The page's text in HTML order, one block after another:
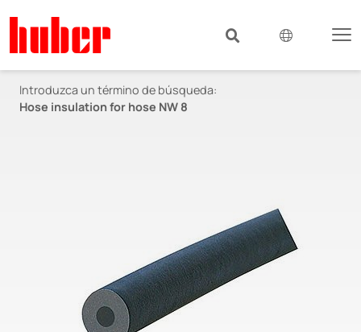
Introduzca un término de búsqueda:
Hose insulation for hose NW 8